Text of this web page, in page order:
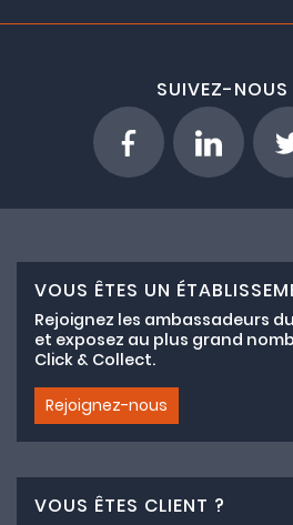
SUIVEZ-NOUS
VOUS ÊTES UN
Rejoignez les ambassadeurs
et exposez au plus grand
Click & Collect.
Rejoignez-nous
VOUS ÊTES CLIENT ?